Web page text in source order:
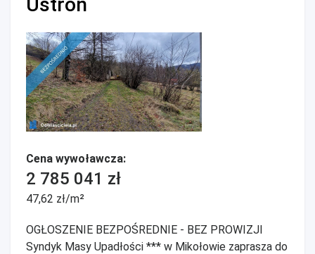
Cena wywoławcza:
2 785 041 zł
47,62 zł/m²
OGŁOSZENIE BEZPOŚREDNIE - BEZ PROWIZJI
Syndyk Masy Upadłości *** w Mikołowie zaprasza do